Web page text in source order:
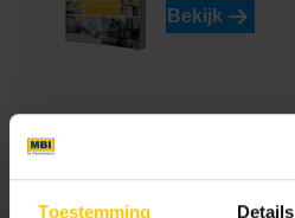
Toestemming Details
Bekijk